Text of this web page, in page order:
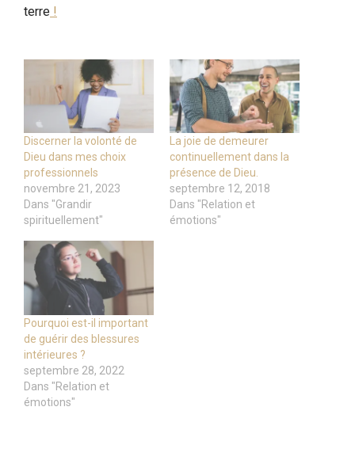
terre !
Discerner la volonté de
Dieu dans mes choix
professionnels
novembre 21, 2023
Dans "Grandir
spirituellement"
La joie de demeurer
continuellement dans la
présence de Dieu.
septembre 12, 2018
Dans "Relation et
émotions"
Pourquoi est-il important
de guérir des blessures
intérieures ?
septembre 28, 2022
Dans "Relation et
émotions"